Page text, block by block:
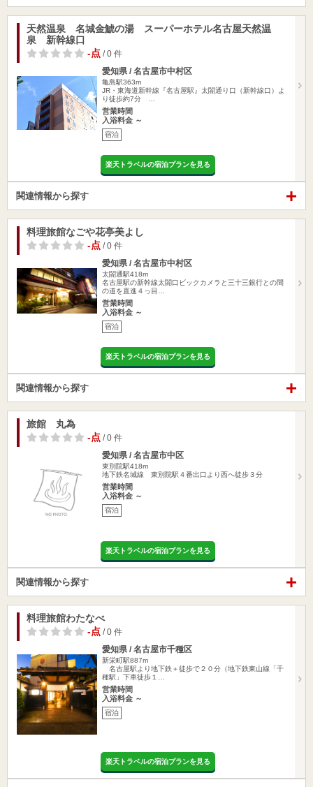
天然温泉 名城金鯱の湯 スーパーホテル名古屋天然温
泉 新幹線口
-点 / 0 件
愛知県 / 名古屋市中村区
亀島駅363m
JR・東海道新幹線『名古屋駅』太閤通り口（新幹線口）よ
り徒歩約7分 …
営業時間
入浴料金 ～
宿泊
楽天トラベルの宿泊プランを見る
関連情報から探す
料理旅館なごや花亭美よし
-点 / 0 件
愛知県 / 名古屋市中村区
太閤通駅418m
名古屋駅の新幹線太閤口ビックカメラと三十三銀行との間
の道を直進４っ目…
営業時間
入浴料金 ～
宿泊
楽天トラベルの宿泊プランを見る
関連情報から探す
旅館 丸為
-点 / 0 件
愛知県 / 名古屋市中区
東別院駅418m
地下鉄名城線 東別院駅４番出口より西へ徒歩３分
営業時間
入浴料金 ～
宿泊
楽天トラベルの宿泊プランを見る
関連情報から探す
料理旅館わたなべ
-点 / 0 件
愛知県 / 名古屋市千種区
新栄町駅887m
名古屋駅より地下鉄＋徒歩で２０分（地下鉄東山線「千
種駅」下車徒歩１…
営業時間
入浴料金 ～
宿泊
楽天トラベルの宿泊プランを見る